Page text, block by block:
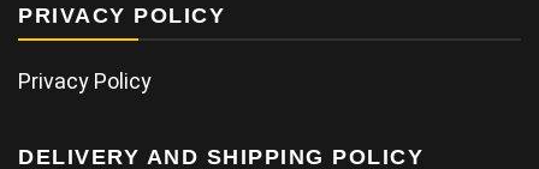
PRIVACY POLICY
Privacy Policy
DELIVERY AND SHIPPING POLICY